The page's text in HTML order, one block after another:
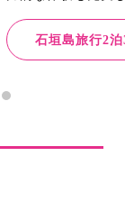
石垣島旅行2